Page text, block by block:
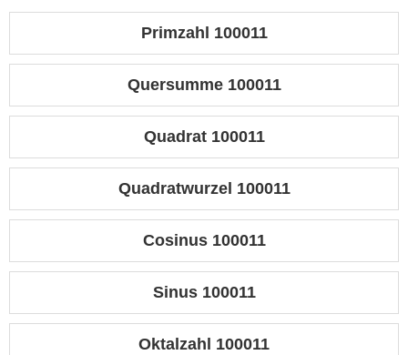
Primzahl 100011
Quersumme 100011
Quadrat 100011
Quadratwurzel 100011
Cosinus 100011
Sinus 100011
Oktalzahl 100011